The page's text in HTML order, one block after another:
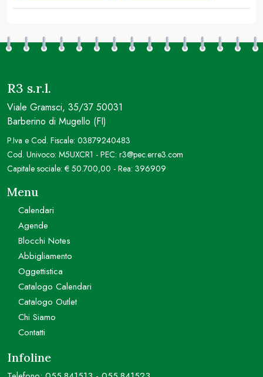
R3 s.r.l.
Viale Gramsci, 35/37 50031
Barberino di Mugello (FI)
P.Iva e Cod. Fiscale: 03879240483
Cod. Univoco: M5UXCR1 - PEC: r3@pec.erre3.com
Capitale sociale: € 50.700,00 - Rea: 396909
Menu
Calendari
Agende
Blocchi Notes
Abbigliamento
Oggettistica
Catalogo Calendari
Catalogo Outlet
Chi Siamo
Contatti
Infoline